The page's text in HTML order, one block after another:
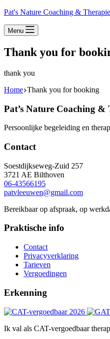
Pat's Nature Coaching & Therapie
Menu
Thank you for
thank you
Home Thank you for booking
Pat’s Nature Coaching &
Persoonlijke begeleiding en
Contact
Soestdijkseweg-Zuid 257
3721 AE Bilthoven
06-43566195
patvleeuwen@gmail.com
Bereikbaar op afspraak, op
Praktische info
Contact
Privacyverklaring
Tarieven
Vergoedingen
Erkenning
Ik val als CAT-vergoedbaar